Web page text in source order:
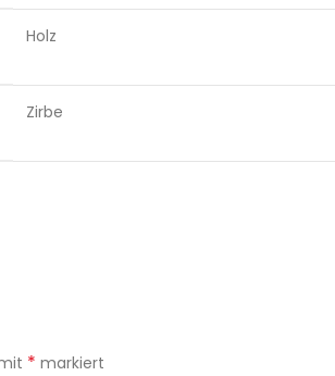
Holz
Zirbe
* markiert